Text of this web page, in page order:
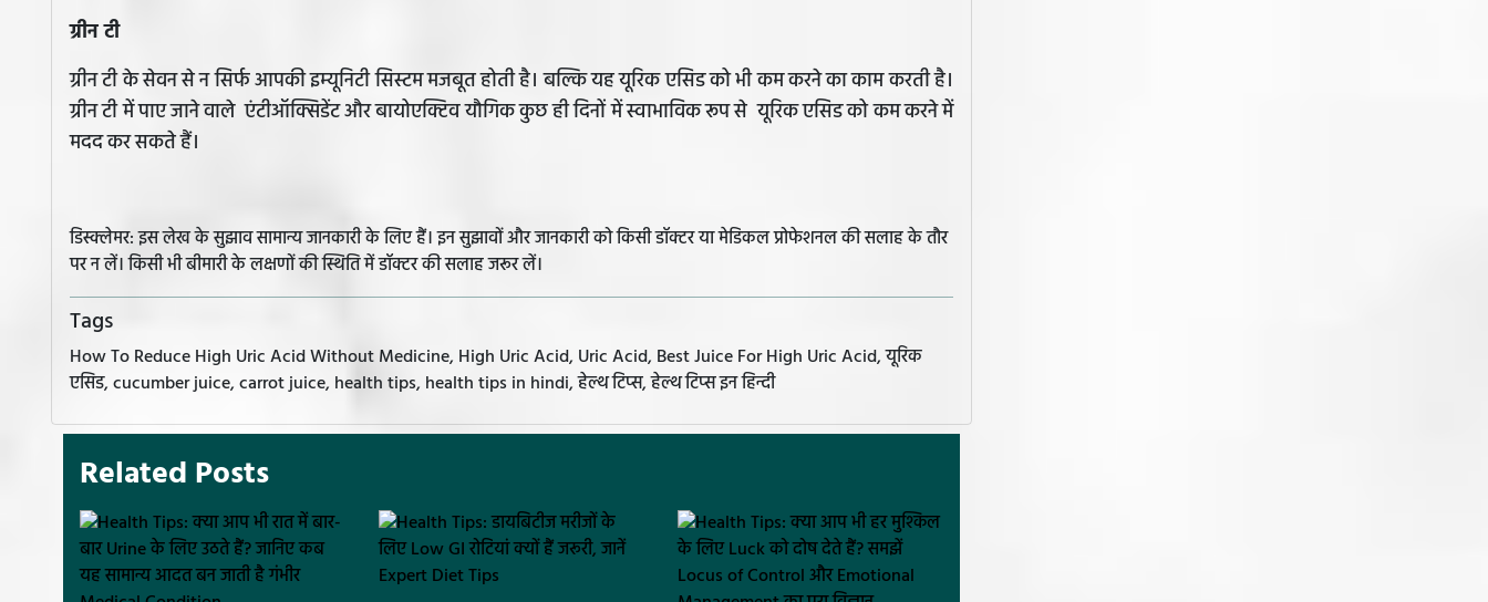
ग्रीन टी
ग्रीन टी के सेवन से न सिर्फ आपकी इम्यूनिटी सिस्टम मजबूत होती है। बल्कि यह यूरिक एसिड को भी कम करने का काम करती है।
ग्रीन टी में पाए जाने वाले एंटीऑक्सिडेंट और बायोएक्टिव यौगिक कुछ ही दिनों में स्वाभाविक रूप से यूरिक एसिड को कम करने में
मदद कर सकते हैं।
डिस्क्लेमर: इस लेख के सुझाव सामान्य जानकारी के लिए हैं। इन सुझावों और जानकारी को किसी डॉक्टर या मेडिकल प्रोफेशनल की सलाह के तौर
पर न लें। किसी भी बीमारी के लक्षणों की स्थिति में डॉक्टर की सलाह जरूर लें।
Tags
How To Reduce High Uric Acid Without Medicine, High Uric Acid, Uric Acid, Best Juice For High Uric Acid, यूरिक
एसिड, cucumber juice, carrot juice, health tips, health tips in hindi, हेल्थ टिप्स, हेल्थ टिप्स इन हिन्दी
Related Posts